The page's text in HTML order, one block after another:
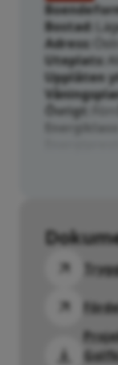
Bostad
Adress
Uteplats
Upplåten
Övrigt